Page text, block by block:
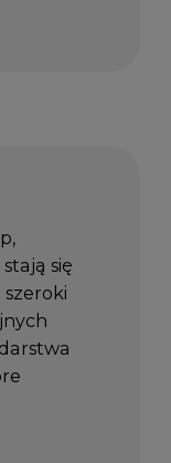
się